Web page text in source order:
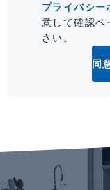
プライバシー
意して確認ペ
さい。
同